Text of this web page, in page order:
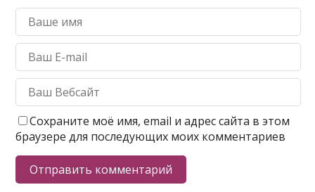
Сохраните моё имя, email и адрес сайта в этом
браузере для последующих моих комментариев